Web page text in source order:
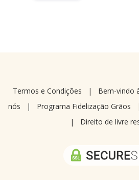
Termos e Condições | Bem-vindo
nós | Programa Fidelização Grãos
| Direito de livre